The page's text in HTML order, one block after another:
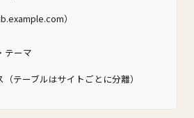
）
テーマ
テーブルはサイトごとに分離）